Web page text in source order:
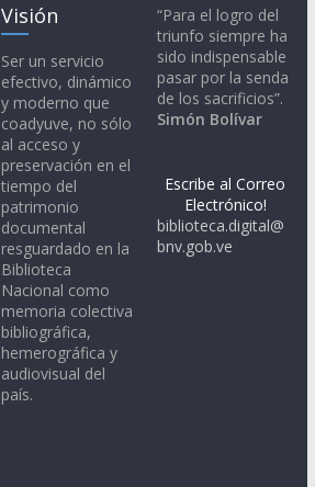
Visión
Ser un servicio
efectivo, dinámico
y moderno que
coadyuve, no sólo
al acceso y
preservación en el
tiempo del
patrimonio
documental
resguardado en la
Biblioteca
Nacional como
memoria colectiva
bibliográfica,
hemerográfica y
audiovisual del
país.
“Para el logro del
triunfo siempre ha
sido indispensable
pasar por la senda
de los sacrificios”.
Simón Bolívar
Escribe al Correo
Electrónico!
biblioteca.digital@
bnv.gob.ve